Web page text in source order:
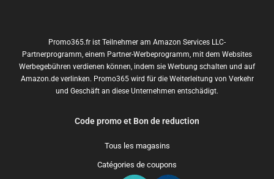
Promo365.fr ist Teilnehmer am Amazon Services LLC-
Partnerprogramm, einem Partner-Werbeprogramm, mit dem Websites
Werbegebühren verdienen können, indem sie Werbung schalten und auf
Amazon.de verlinken. Promo365 wird für die Weiterleitung von Verkehr
und Geschäft an diese Unternehmen entschädigt.
Code promo et Bon de reduction
Tous les magasins
Catégories de coupons